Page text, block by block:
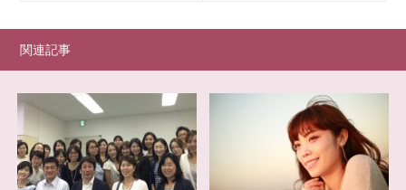
関連記事